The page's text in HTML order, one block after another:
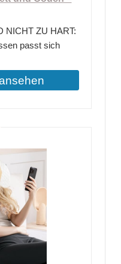
NICHT ZU HART:
passt sich